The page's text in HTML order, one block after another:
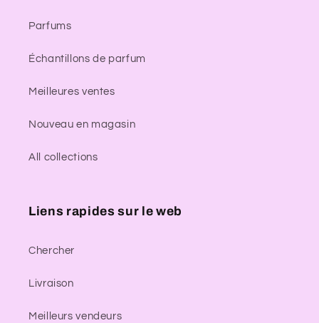
Parfums
Échantillons de parfum
Meilleures ventes
Nouveau en magasin
All collections
Liens rapides sur le web
Chercher
Livraison
Meilleurs vendeurs